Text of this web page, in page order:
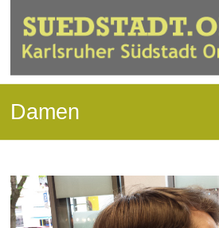
Damen